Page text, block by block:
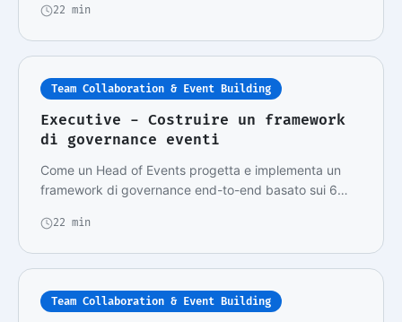
22 min
Team Collaboration & Event Building
Executive - Costruire un framework
di governance eventi
Come un Head of Events progetta e implementa un
framework di governance end-to-end basato sui 6
22 min
Team Collaboration & Event Building